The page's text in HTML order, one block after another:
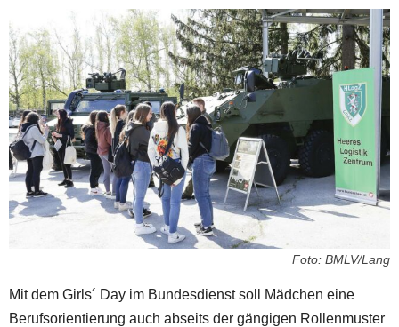
Foto: BMLV/Lang
Mit dem Girls´ Day im Bundesdienst soll Mädchen eine
Berufsorientierung auch abseits der gängigen Rollenmuster